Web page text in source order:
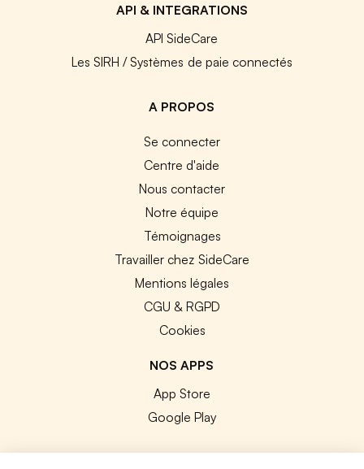
API & INTEGRATIONS
API SideCare
Les SIRH / Systèmes de paie connectés
A PROPOS
Se connecter
Centre d'aide
Nous contacter
Notre équipe
Témoignages
Travailler chez SideCare
Mentions légales
CGU & RGPD
Cookies
NOS APPS
App Store
Google Play